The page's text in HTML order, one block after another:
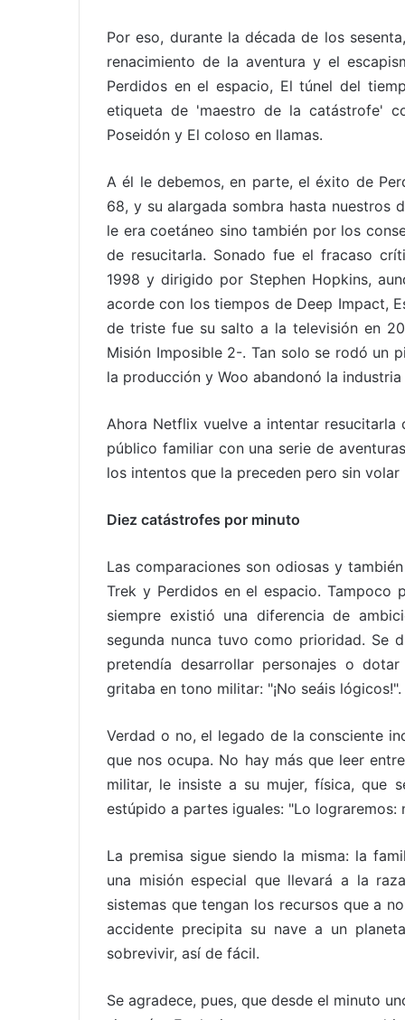
Por eso, durante la década de los
renacimiento de la aventura y el
Perdidos en el espacio, El túnel del
etiqueta de 'maestro de la catástrofe'
Poseidón y El coloso en llamas.
A él le debemos, en parte, el éxito de
68, y su alargada sombra hasta nuestros
le era coetáneo sino también por los
de resucitarla. Sonado fue el fracaso
1998 y dirigido por Stephen Hopkins,
acorde con los tiempos de Deep Impact,
de triste fue su salto a la televisión en
Misión Imposible 2-. Tan solo se rodó un
la producción y Woo abandonó la
Ahora Netflix vuelve a intentar
público familiar con una serie de
los intentos que la preceden pero sin volar
Diez catástrofes por minuto
Las comparaciones son odiosas y
Trek y Perdidos en el espacio. Tampoco
siempre existió una diferencia de
segunda nunca tuvo como prioridad. Se
pretendía desarrollar personajes o
gritaba en tono militar: "¡No seáis lógicos!".
Verdad o no, el legado de la consciente
que nos ocupa. No hay más que leer
militar, le insiste a su mujer, física, que
estúpido a partes iguales: "Lo lograremos:
La premisa sigue siendo la misma: la
una misión especial que llevará a la
sistemas que tengan los recursos que a
accidente precipita su nave a un
sobrevivir, así de fácil.
Se agradece, pues, que desde el minuto